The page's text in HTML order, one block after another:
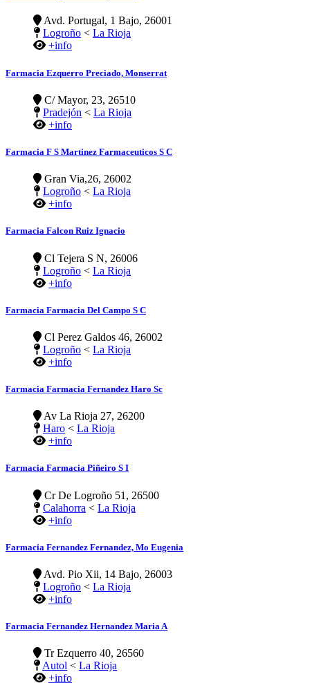
Avd. Portugal, 1 Bajo, 26001
Logroño < La Rioja
+info
Farmacia Ezquerro Preciado, Monserrat
C/ Mayor, 23, 26510
Pradejón < La Rioja
+info
Farmacia F S Martinez Farmaceuticos S C
Gran Via,26, 26002
Logroño < La Rioja
+info
Farmacia Falcon Ruiz Ignacio
Cl Tejera S N, 26006
Logroño < La Rioja
+info
Farmacia Farmacia Del Campo S C
Cl Perez Galdos 46, 26002
Logroño < La Rioja
+info
Farmacia Farmacia Fernandez Haro Sc
Av La Rioja 27, 26200
Haro < La Rioja
+info
Farmacia Farmacia Piñeiro S I
Cr De Logroño 51, 26500
Calahorra < La Rioja
+info
Farmacia Fernandez Fernandez, Mo Eugenia
Avd. Pio Xii, 14 Bajo, 26003
Logroño < La Rioja
+info
Farmacia Fernandez Hernandez Maria A
Tr Ezquerro 40, 26560
Autol < La Rioja
+info